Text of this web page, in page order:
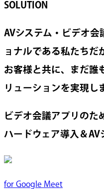
SOLUTION
AVシステム・ビデオ会
ョナルである私たちだ
お客様と共に、まだ誰
リューションを実現し
ビデオ会議アプリのた
ハードウェア導入＆AV
for Google Meet